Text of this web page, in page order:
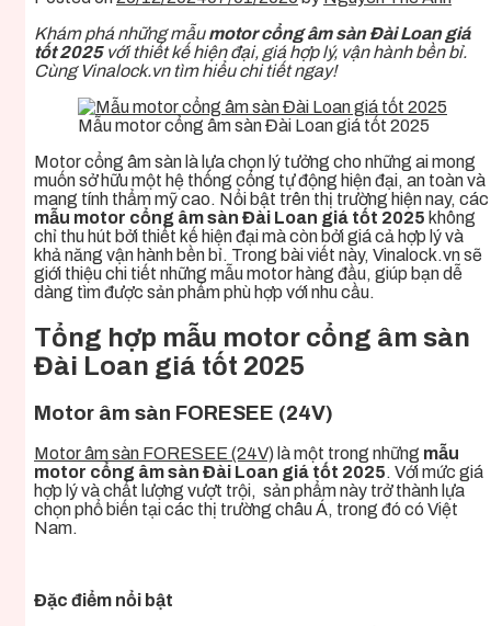
Khám phá những mẫumotor cổng âm sàn Đài Loan giá
tốt 2025với thiết kế hiện đại, giá hợp lý, vận hành bền bỉ.
Cùng Vinalock.vn tìm hiểu chi tiết ngay!
Mẫu motor cổng âm sàn Đài Loan giá tốt 2025
Motor cổng âm sàn là lựa chọn lý tưởng cho những ai mong
muốn sở hữu một hệ thống cổng tự động hiện đại, an toàn và
mang tính thẩm mỹ cao. Nổi bật trên thị trường hiện nay, các
mẫu motor cổng âm sàn Đài Loan giá tốt 2025 không
chỉ thu hút bởi thiết kế hiện đại mà còn bởi giá cả hợp lý và
khả năng vận hành bền bỉ. Trong bài viết này, Vinalock.vn sẽ
giới thiệu chi tiết những mẫu motor hàng đầu, giúp bạn dễ
dàng tìm được sản phẩm phù hợp với nhu cầu.
Tổng hợp mẫu motor cổng âm sàn
Đài Loan giá tốt 2025
Motor âm sàn FORESEE (24V)
Motor âm sàn FORESEE (24V) là một trong những mẫu
motor cổng âm sàn Đài Loan giá tốt 2025. Với mức giá
hợp lý và chất lượng vượt trội, sản phẩm này trở thành lựa
chọn phổ biến tại các thị trường châu Á, trong đó có Việt
Nam.
Đặc điểm nổi bật